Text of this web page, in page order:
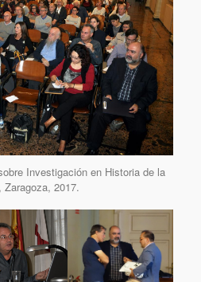
Investigación en Historia de la
Zaragoza, 2017.